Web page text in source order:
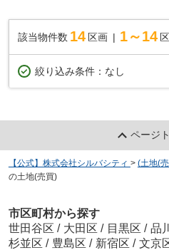
該当物件数 14 区画 1～14
絞り込み条件： なし
ページ
【公式】株式会社シルバシティ > (土地(
の土地(売買)
市区町村から探す
世田谷区 / 大田区 / 目黒区 / 品
杉並区 / 豊島区 / 新宿区 / 文京